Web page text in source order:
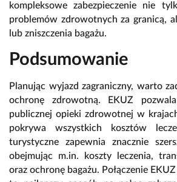
kompleksowe zabezpieczenie nie
problemów zdrowotnych za granicą,
lub zniszczenia bagażu.
Podsumowanie
Planując wyjazd zagraniczny, warto
ochronę zdrowotną. EKUZ
publicznej opieki zdrowotnej w
pokrywa wszystkich kosztów
turystyczne zapewnia znacznie
obejmując m.in. koszty leczenia,
oraz ochronę bagażu. Połączenie